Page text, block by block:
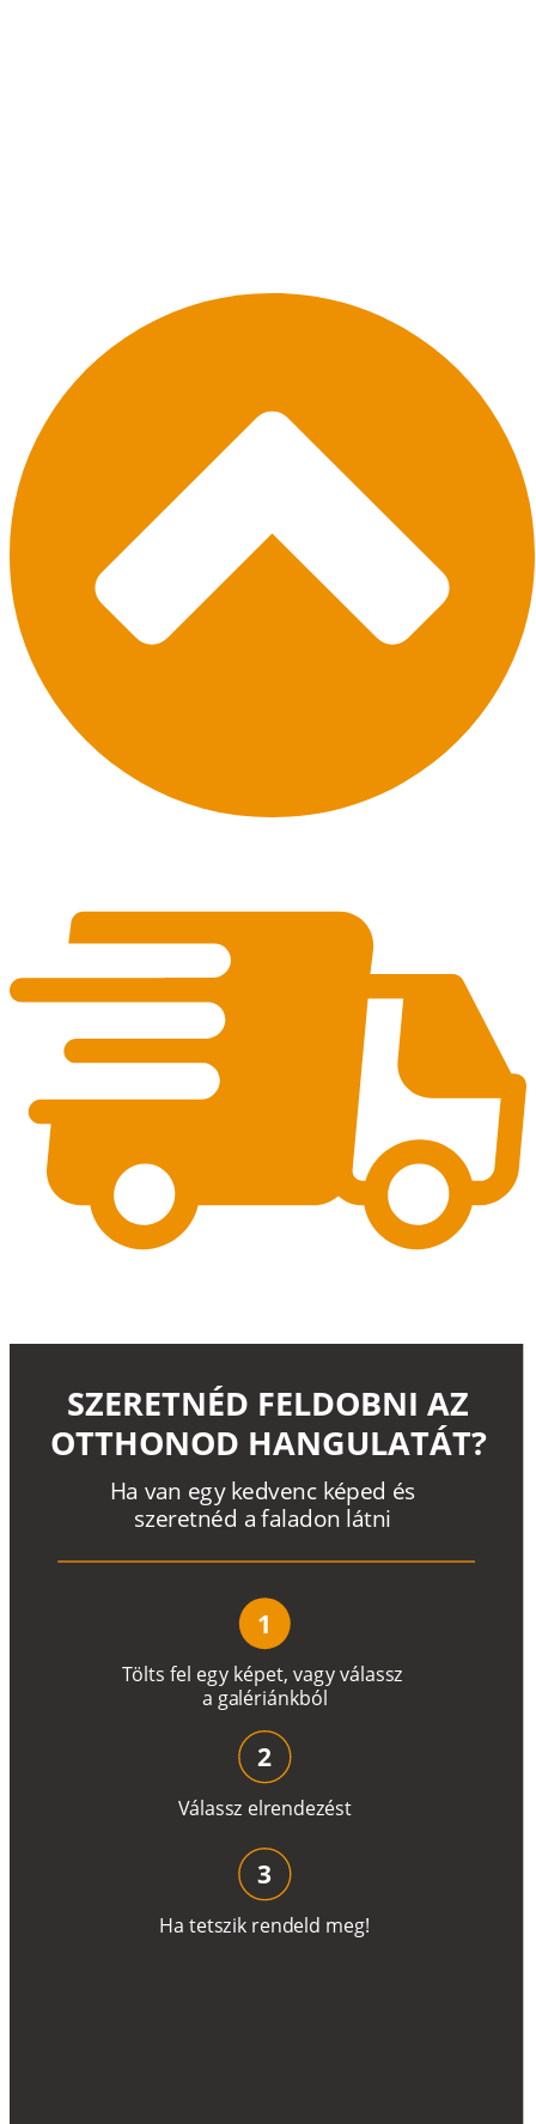
Tölts fel egy képet, vagyválassz
a galériánkból
Ha van egy kedvenc képed és
szeretnéd a faladon látni
SZERETNÉD FELDOBNI AZ
OTTHONOD HANGULATÁT?
1
Válassz elrendezést
2
Ha tetszik rendeld meg!
3